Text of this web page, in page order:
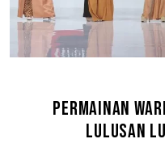
PERMAINAN
LULUSAN